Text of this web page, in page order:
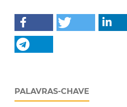
PALAVRAS-CHAVE